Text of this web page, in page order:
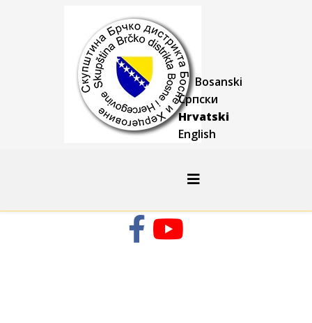
Bosanski
Српски
Hrvatski
English